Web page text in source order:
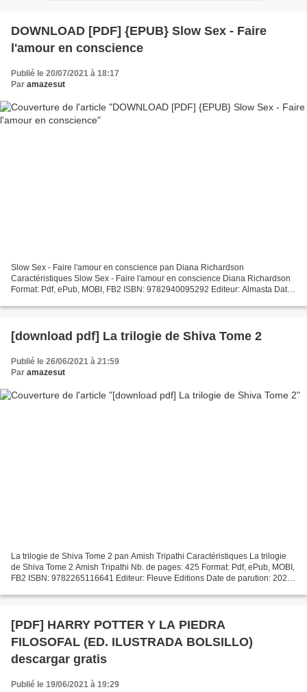
DOWNLOAD [PDF] {EPUB} Slow Sex - Faire
l'amour en conscience
Publié le 20/07/2021 à 18:17
Par amazesut
Slow Sex - Faire l'amour en conscience pan Diana Richardson
Caractéristiques Slow Sex - Faire l'amour en conscience Diana Richardson
Format: Pdf, ePub, MOBI, FB2 ISBN: 9782940095292 Editeur: Almasta Date
[download pdf] La trilogie de Shiva Tome 2
Publié le 26/06/2021 à 21:59
Par amazesut
La trilogie de Shiva Tome 2 pan Amish Tripathi Caractéristiques La trilogie
de Shiva Tome 2 Amish Tripathi Nb. de pages: 425 Format: Pdf, ePub, MOBI,
FB2 ISBN: 9782265116641 Editeur: Fleuve Editions Date de parution: 2020
[PDF] HARRY POTTER Y LA PIEDRA
FILOSOFAL (ED. ILUSTRADA BOLSILLO)
descargar gratis
Publié le 19/06/2021 à 19:29